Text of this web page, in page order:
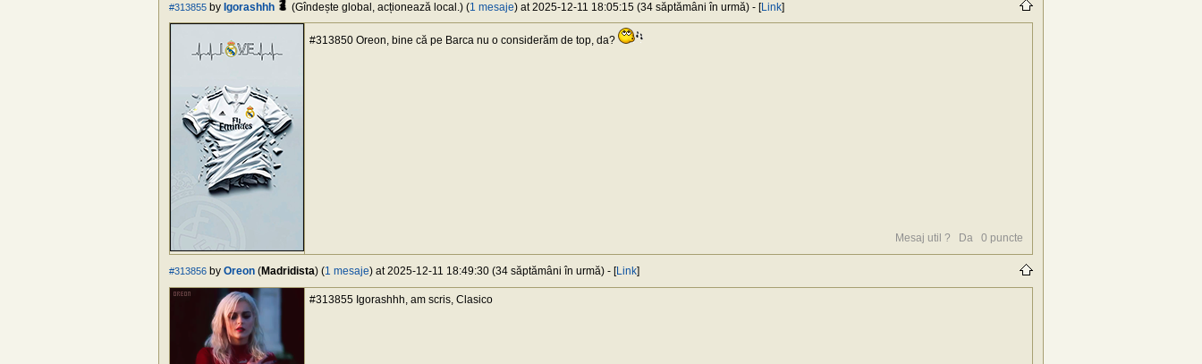
#313855 by Igorashhh (Gîndește global, acționează local.) (1 mesaje) at 2025-12-11 18:05:15 (34 săptămâni în urmă) - [Link]
#313850 Oreon, bine că pe Barca nu o considerăm de top, da?
Mesaj util ? Da 0 puncte
#313856 by Oreon (Madridista) (1 mesaje) at 2025-12-11 18:49:30 (34 săptămâni în urmă) - [Link]
#313855 Igorashhh, am scris, Clasico